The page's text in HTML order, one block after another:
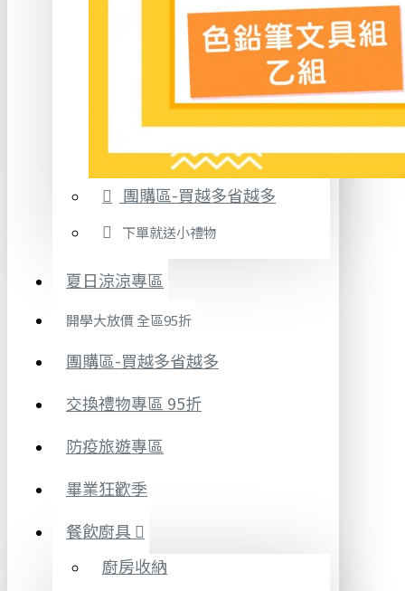
團購區-買越多省越多
下單就送小禮物
夏日涼涼專區
開學大放價 全區95折
團購區-買越多省越多
交換禮物專區 95折
防疫旅遊專區
畢業狂歡季
餐飲廚具
廚房收納